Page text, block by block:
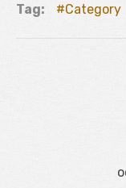
Tag: Category